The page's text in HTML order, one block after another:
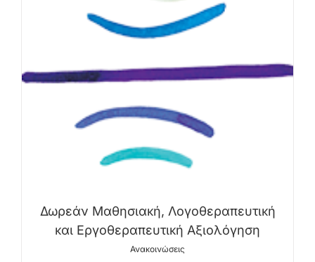
Δωρεάν Μαθησιακή, Λογοθεραπευτική
και Εργοθεραπευτική Αξιολόγηση
Ανακοινώσεις